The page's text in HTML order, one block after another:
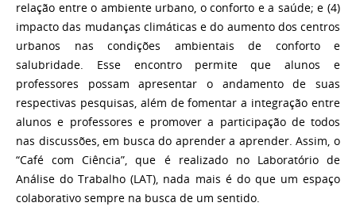
relação entre o ambiente urbano, o conforto e a saúde; e (4)
impacto das mudanças climáticas e do aumento dos centros
urbanos nas condições ambientais de conforto e
salubridade. Esse encontro permite que alunos e
professores possam apresentar o andamento de suas
respectivas pesquisas, além de fomentar a integração entre
alunos e professores e promover a participação de todos
nas discussões, em busca do aprender a aprender. Assim, o
“Café com Ciência”, que é realizado no Laboratório de
Análise do Trabalho (LAT), nada mais é do que um espaço
colaborativo sempre na busca de um sentido.